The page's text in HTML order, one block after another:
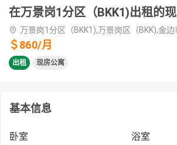
在万景岗1分区（BKK1)出租的
万景岗1分区（BKK1),万景岗区（BKK),金边
＄860/月
出租 现房公寓
基本信息
卧室
浴室